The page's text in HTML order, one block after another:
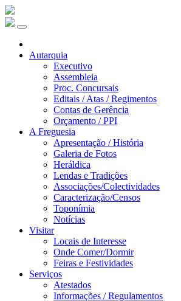
Autarquia
Executivo
Assembleia
Proc. Concursais
Editais / Atas / Regimentos
Contas de Gerência
Orçamento / PPI
A Freguesia
Apresentação / História
Galeria de Fotos
Heráldica
Lendas e Tradições
Associações/Colectividades
Caracterização/Censos
Toponímia
Notícias
Visitar
Locais de Interesse
Onde Comer/Dormir
Feiras e Festividades
Serviços
Atestados
Informações / Regulamentos